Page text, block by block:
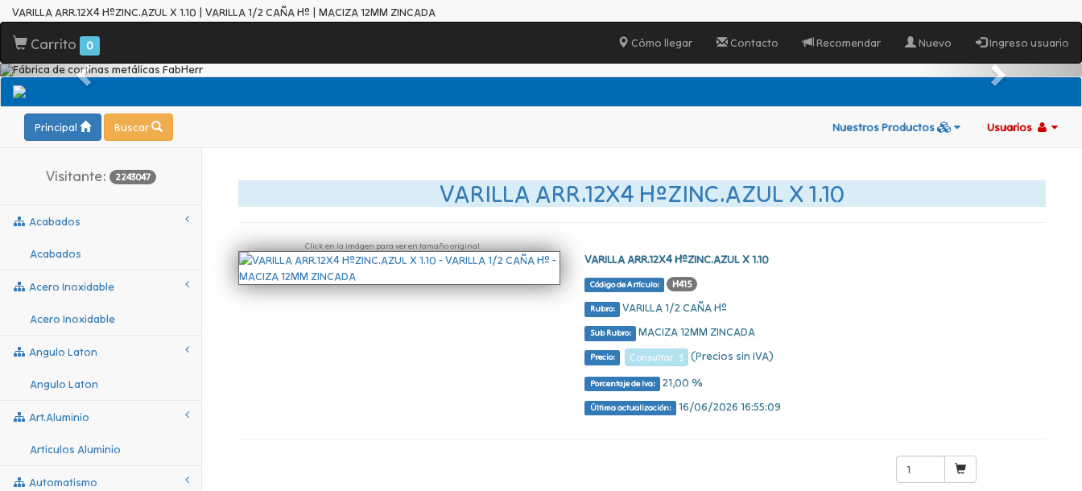
VARILLA ARR.12X4 HºZINC.AZUL X 1.10 | VARILLA 1/2 CAÑA Hº | MACIZA 12MM ZINCADA
Carrito 0 Cómo llegar Contacto Recomendar Nuevo Ingreso usuario
Principal Buscar Nuestros Productos Usuarios
Visitante: 2243047
Acabados
Acabados
Acero Inoxidable
Acero Inoxidable
Angulo Laton
Angulo Laton
Art.aluminio
Articulos Aluminio
Automatismo
VARILLA ARR.12X4 HºZINC.AZUL X 1.10
Click en la imágen para ver en tamaño original
VARILLA ARR.12X4 HºZINC.AZUL X 1.10
Código de Artículo: H415
Rubro: VARILLA 1/2 CAÑA Hº
Sub Rubro: MACIZA 12MM ZINCADA
Precio: Consultar $ (Precios sin IVA)
Porcentaje de Iva: 21,00 %
Última actualización: 16/06/2026 16:55:09